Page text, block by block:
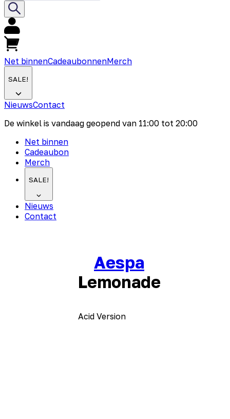
Net binnenCadeaubonnenMerch
SALE!
NieuwsContact
De winkel is vandaag geopend van 11:00 tot 20:00
Net binnen
Cadeaubon
Merch
SALE!
Nieuws
Contact
Aespa
Lemonade
Acid Version